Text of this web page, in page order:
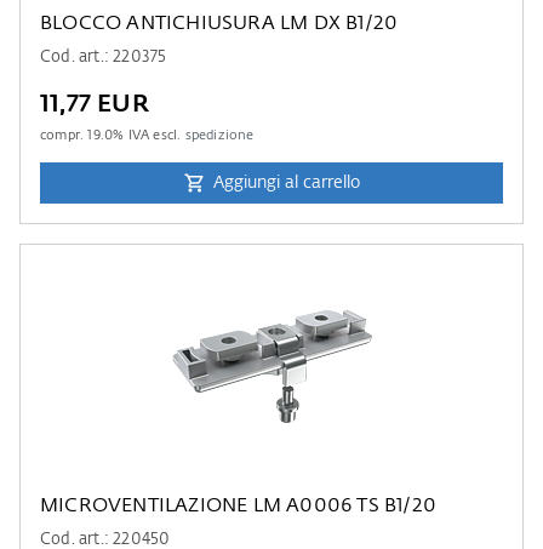
BLOCCO ANTICHIUSURA LM DX B1/20
Cod. art.: 220375
11,77 EUR
compr.19.0% IVA escl. spedizione
Aggiungi al carrello
MICROVENTILAZIONE LM A0006 TS B1/20
Cod. art.: 220450